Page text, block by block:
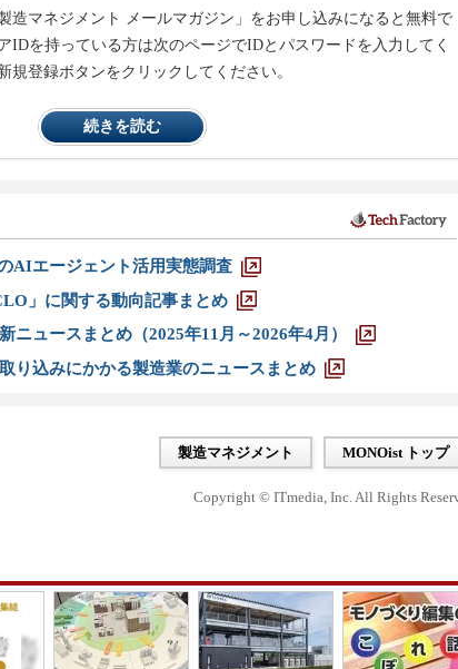
制御セキュリティ
新型コロナへの対応
造マネジメント メールマガジン」をお申し込みになると無料で
IDを持っている方は次のページでIDとパスワードを入力してく
規登録ボタンをクリックしてください。
続きを読む
AIエージェント活用実態調査
」に関する動向記事まとめ
ニュースまとめ（2025年11月～2026年4月）
り込みにかかる製造業のニュースまとめ
製造マネジメント MONOist トップ
Copyright © ITmedia, Inc. All Rights